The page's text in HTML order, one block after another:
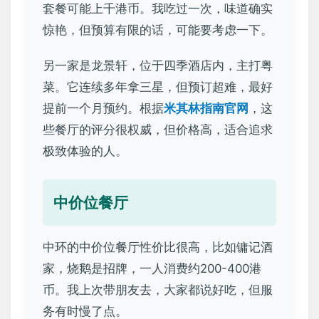
套餐可能上千港币。我吃过一次，味道确实
惊艳，但预算有限的话，可能要考虑一下。
另一家是龙景轩，位于四季酒店内，主打粤
菜。它连续多年拿三星，但预订超难，最好
提前一个月预约。根据米其林指南官网 ，这
些餐厅的评分很权威，但价格高，适合追求
极致体验的人。
中价位餐厅
中环的中价位餐厅性价比很高，比如镛记酒
家，烧鹅是招牌，一人消费约200-400港
币。我上次带朋友去，大家都说好吃，但服
务有时慢了点。